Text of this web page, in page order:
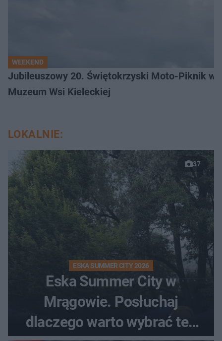
WEEKEND
Jubileuszowy 20. Świętokrzyski Moto-Piknik w
Muzeum Wsi Kieleckiej
LOKALNIE:
37
ESKA SUMMER CITY 2026
Eska Summer City w
Mrągowie. Posłuchaj
dlaczego warto wybrać ten